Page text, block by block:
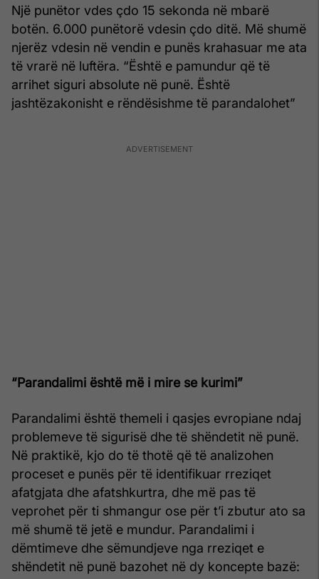
Një punëtor vdes çdo 15 sekonda në mbarë
botën. 6.000 punëtorë vdesin çdo ditë. Më shumë
njerëz vdesin në vendin e punës krahasuar me ata
të vrarë në luftëra. “Është e pamundur që të
arrihet siguri absolute në punë. Është
jashtëzakonisht e rëndësishme të parandalohet”
“Parandalimi është më i mire se kurimi”
Parandalimi është themeli i qasjes evropiane ndaj
problemeve të sigurisë dhe të shëndetit në punë.
Në praktikë, kjo do të thotë që të analizohen
proceset e punës për të identifikuar rreziqet
afatgjata dhe afatshkurtra, dhe më pas të
veprohet për ti shmangur ose për t’i zbutur ato sa
më shumë të jetë e mundur. Parandalimi i
dëmtimeve dhe sëmundjeve nga rreziqet e
shëndetit në punë bazohet në dy koncepte bazë: